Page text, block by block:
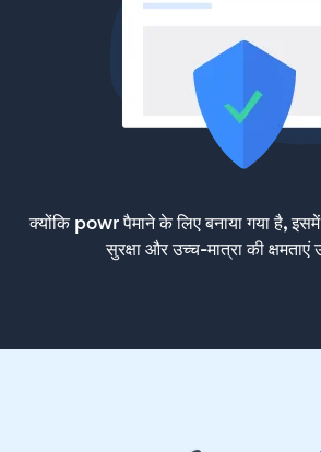
क्योंकि powr पैमाने के लिए बनाया गया है,
सुरक्षा और उच्च-मात्रा की क्षमताएं